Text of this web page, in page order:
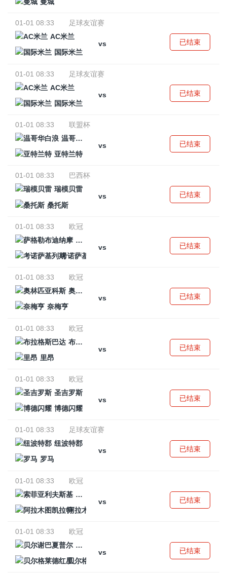
01-01 08:33
足球友谊赛
AC米兰
vs
国际米兰
已结束
01-01 08:33
足球友谊赛
AC米兰
vs
国际米兰
已结束
01-01 08:33
联盟杯
温哥华白浪
vs
亚特兰特
已结束
01-01 08:33
巴西杯
瑞模贝雷
vs
桑托斯
已结束
01-01 08:33
欧冠
萨格勒布迪纳摩
vs
考诺萨基列斯
已结束
01-01 08:33
欧冠
奥林匹亚科斯
vs
奈梅亨
已结束
01-01 08:33
欧冠
布拉格斯巴达
vs
里昂
已结束
01-01 08:33
欧冠
圣吉罗斯
vs
博德闪耀
已结束
01-01 08:33
足球友谊赛
纽波特郡
vs
罗马
已结束
01-01 08:33
欧冠
索菲亚利夫斯基
vs
阿拉木图凯拉特
已结束
01-01 08:33
欧冠
贝尔谢巴夏普尔
vs
贝尔格莱德红星
已结束